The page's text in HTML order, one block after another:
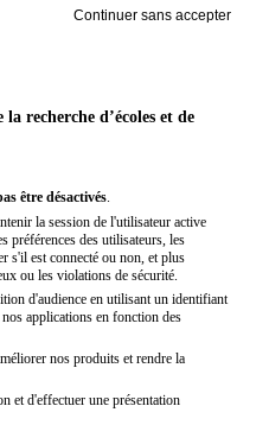
Continuer sans accepter
recherche d’écoles et de
être désactivés.
la session de l'utilisateur active
préférences des utilisateurs, les
s'il est connecté ou non, et plus
ou les violations de sécurité.
d'audience en utilisant un identifiant
applications en fonction des
nos produits et rendre la
et d'effectuer une présentation